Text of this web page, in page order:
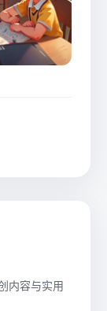
内容与实用